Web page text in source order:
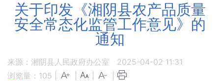
关于印发《湘阴县农产品质量
安全常态化监管工作意见》的
通知
来源：湘阴县人民政府办公室
2025-04-02 11:31
浏览量： 105